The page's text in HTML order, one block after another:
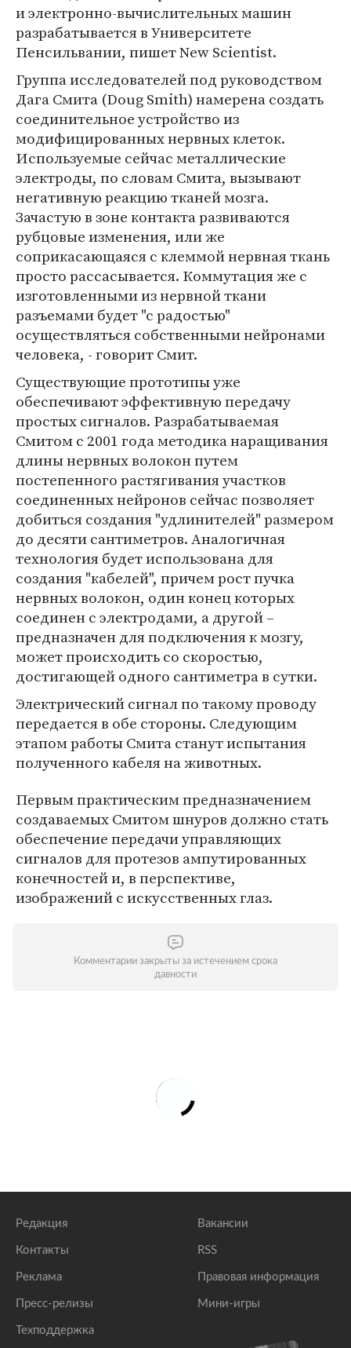
и электронно-вычислительных машин
разрабатывается в Университете
Пенсильвании, пишет New Scientist.
Группа исследователей под руководством
Дага Смита (Doug Smith) намерена создать
соединительное устройство из
модифицированных нервных клеток.
Используемые сейчас металлические
электроды, по словам Смита, вызывают
негативную реакцию тканей мозга.
Зачастую в зоне контакта развиваются
рубцовые изменения, или же
соприкасающаяся с клеммой нервная ткань
просто рассасывается. Коммутация же с
изготовленными из нервной ткани
разъемами будет "с радостью"
осуществляться собственными нейронами
человека, - говорит Смит.
Существующие прототипы уже
обеспечивают эффективную передачу
простых сигналов. Разрабатываемая
Смитом с 2001 года методика наращивания
длины нервных волокон путем
постепенного растягивания участков
соединенных нейронов сейчас позволяет
добиться создания "удлинителей" размером
до десяти сантиметров. Аналогичная
технология будет использована для
создания "кабелей", причем рост пучка
нервных волокон, один конец которых
соединен с электродами, а другой –
предназначен для подключения к мозгу,
может происходить со скоростью,
достигающей одного сантиметра в сутки.
Электрический сигнал по такому проводу
передается в обе стороны. Следующим
этапом работы Смита станут испытания
полученного кабеля на животных.
Первым практическим предназначением
создаваемых Смитом шнуров должно стать
обеспечение передачи управляющих
сигналов для протезов ампутированных
конечностей и, в перспективе,
изображений с искусственных глаз.
Комментарии закрыты за истечением срока
давности
Редакция
Контакты
Реклама
Пресс-релизы
Техподдержка
Вакансии
RSS
Правовая информация
Мини-игры